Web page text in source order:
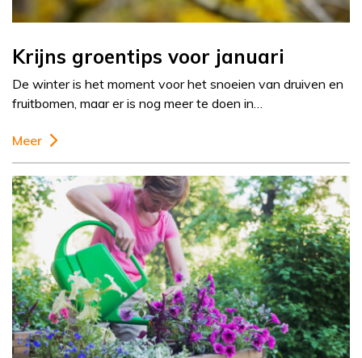
Krijns groentips voor januari
De winter is het moment voor het snoeien van druiven en
fruitbomen, maar er is nog meer te doen in…
Meer